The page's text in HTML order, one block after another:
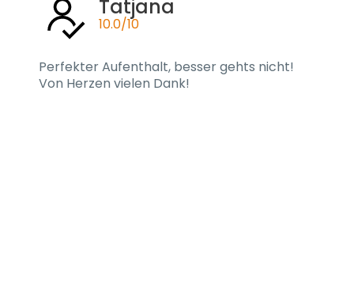
Tatjana
10.0/10
Perfekter Aufenthalt, besser gehts nicht!
Von Herzen vielen Dank!